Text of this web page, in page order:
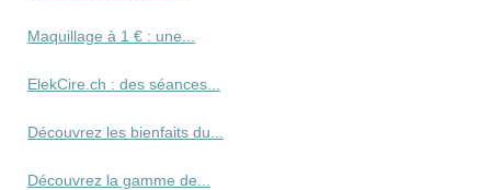
Maquillage à 1 € : une...
ElekCire.ch : des séances...
Découvrez les bienfaits du...
Découvrez la gamme de...